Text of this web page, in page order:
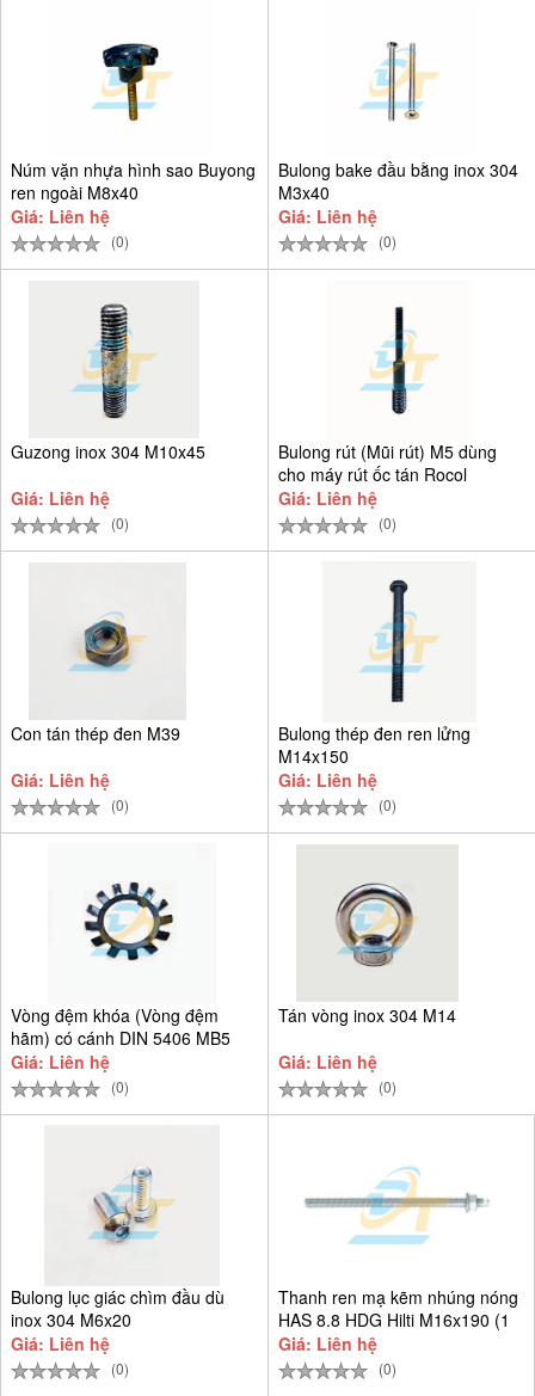
Núm vặn nhựa hình sao Buyong
ren ngoài M8x40
Giá: Liên hệ
(0)
Bulong bake đầu bằng inox 304
M3x40
Giá: Liên hệ
(0)
Guzong inox 304 M10x45
Giá: Liên hệ
(0)
Bulong rút (Mũi rút) M5 dùng
cho máy rút ốc tán Rocol
Giá: Liên hệ
(0)
Con tán thép đen M39
Giá: Liên hệ
(0)
Bulong thép đen ren lửng
M14x150
Giá: Liên hệ
(0)
Vòng đệm khóa (Vòng đệm
hãm) có cánh DIN 5406 MB5
D25
Giá: Liên hệ
(0)
Tán vòng inox 304 M14
Giá: Liên hệ
(0)
Bulong lục giác chìm đầu dù
inox 304 M6x20
Giá: Liên hệ
(0)
Thanh ren mạ kẽm nhúng nóng
HAS 8.8 HDG Hilti M16x190 (1
Giá: Liên hệ
(0)